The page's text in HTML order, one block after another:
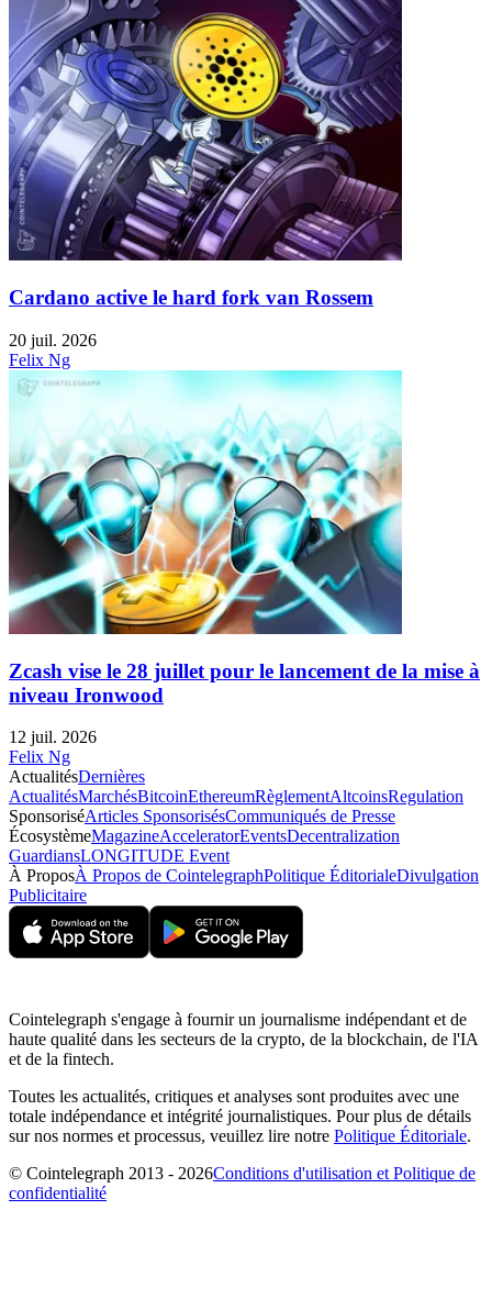
Cardano active le hard fork van Rossem
20 juil. 2026
Felix Ng
Zcash vise le 28 juillet pour le lancement de la mise à
niveau Ironwood
12 juil. 2026
Felix Ng
ActualitésDernières
ActualitésMarchésBitcoinEthereumRèglementAltcoinsRegulation
SponsoriséArticles SponsorisésCommuniqués de Presse
ÉcosystèmeMagazineAcceleratorEventsDecentralization
GuardiansLONGITUDE Event
À ProposÀ Propos de CointelegraphPolitique ÉditorialeDivulgation
Publicitaire
Cointelegraph s'engage à fournir un journalisme indépendant et de
haute qualité dans les secteurs de la crypto, de la blockchain, de l'IA
et de la fintech.
Toutes les actualités, critiques et analyses sont produites avec une
totale indépendance et intégrité journalistiques. Pour plus de détails
sur nos normes et processus, veuillez lire notre Politique Éditoriale.
© Cointelegraph 2013 - 2026Conditions d'utilisation et Politique de
confidentialité